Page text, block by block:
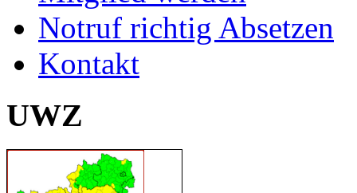
Notruf richtig Absetzen
Kontakt
UWZ